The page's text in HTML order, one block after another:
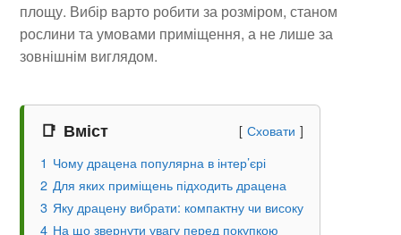
площу. Вибір варто робити за розміром, станом
рослини та умовами приміщення, а не лише за
зовнішнім виглядом.
Вміст Сховати
1 Чому драцена популярна в інтер’єрі
2 Для яких приміщень підходить драцена
3 Яку драцену вибрати: компактну чи високу
4 На що звернути увагу перед покупкою